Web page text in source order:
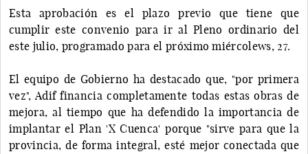
Esta aprobación es el plazo previo que tiene que
cumplir este convenio para ir al Pleno ordinario del
este julio, programado para el próximo miércolews, 27.
El equipo de Gobierno ha destacado que, "por primera
vez", Adif financia completamente todas estas obras de
mejora, al tiempo que ha defendido la importancia de
implantar el Plan 'X Cuenca' porque "sirve para que la
provincia, de forma integral, esté mejor conectada que